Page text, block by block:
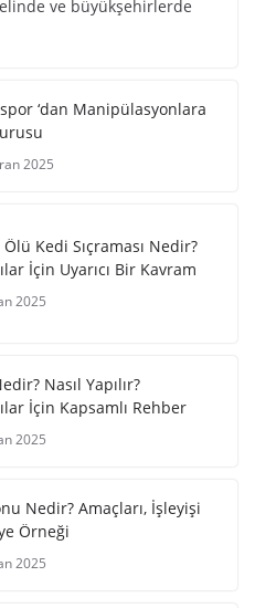
ve büyükşehirlerde
‘dan Manipülasyonlara
2025
Kedi Sıçraması Nedir?
İçin Uyarıcı Bir Kavram
2025
Nasıl Yapılır?
İçin Kapsamlı Rehber
2025
Nedir? Amaçları, İşleyişi
Örneği
2025